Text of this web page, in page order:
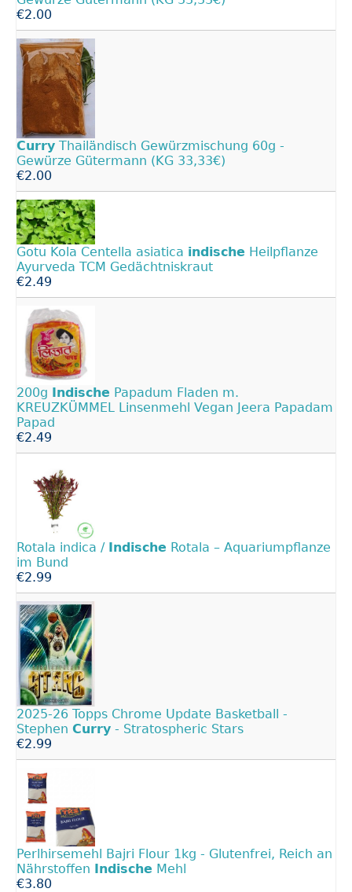
€2.00
Curry Thailändisch Gewürzmischung 60g -
Gewürze Gütermann (KG 33,33€)
€2.00
Gotu Kola Centella asiatica indische Heilpflanze
Ayurveda TCM Gedächtniskraut
€2.49
200g Indische Papadum Fladen m.
KREUZKÜMMEL Linsenmehl Vegan Jeera Papadam
Papad
€2.49
Rotala indica / Indische Rotala – Aquariumpflanze
im Bund
€2.99
2025-26 Topps Chrome Update Basketball -
Stephen Curry - Stratospheric Stars
€2.99
Perlhirsemehl Bajri Flour 1kg - Glutenfrei, Reich an
Nährstoffen Indische Mehl
€3.80